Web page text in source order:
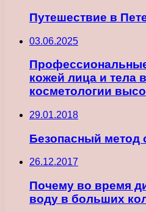
Путешествие в
03.06.2025
кожей лица и тела
косметологии
29.01.2018
Безопасный метод
26.12.2017
Почему во время
воду в больших